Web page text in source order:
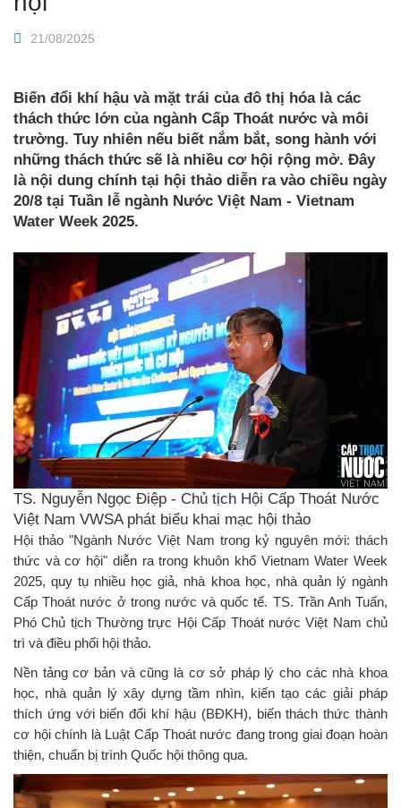
21/08/2025
Biến đổi khí hậu và mặt trái của đô thị hóa là các
thách thức lớn của ngành Cấp Thoát nước và môi
trường. Tuy nhiên nếu biết nắm bắt, song hành với
những thách thức sẽ là nhiều cơ hội rộng mở. Đây
là nội dung chính tại hội thảo diễn ra vào chiều ngày
20/8 tại Tuần lễ ngành Nước Việt Nam - Vietnam
Water Week 2025.
TS. Nguyễn Ngọc Điệp - Chủ tịch Hội Cấp Thoát Nước
Việt Nam VWSA phát biểu khai mạc hội thảo
Hội thảo "Ngành Nước Việt Nam trong kỷ nguyên mới: thách
thức và cơ hội" diễn ra trong khuôn khổ Vietnam Water Week
2025, quy tụ nhiều học giả, nhà khoa học, nhà quản lý ngành
Cấp Thoát nước ở trong nước và quốc tế. TS. Trần Anh Tuấn,
Phó Chủ tịch Thường trực Hội Cấp Thoát nước Việt Nam chủ
trì và điều phối hội thảo.
Nền tảng cơ bản và cũng là cơ sở pháp lý cho các nhà khoa
học, nhà quản lý xây dựng tầm nhìn, kiến tạo các giải pháp
thích ứng với biến đổi khí hậu (BĐKH), biến thách thức thành
cơ hội chính là Luật Cấp Thoát nước đang trong giai đoạn hoàn
thiện, chuẩn bị trình Quốc hội thông qua.